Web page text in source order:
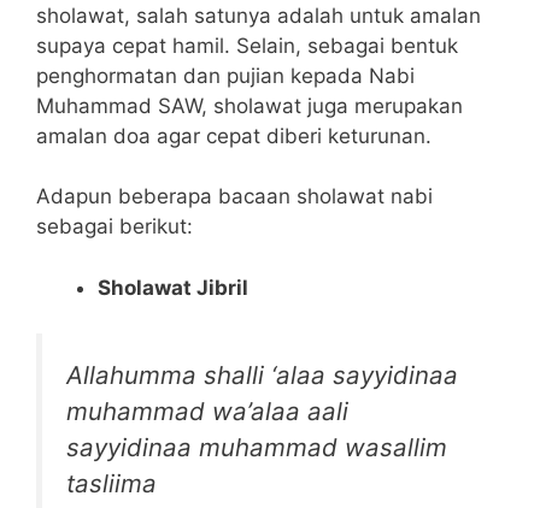
sholawat, salah satunya adalah untuk amalan
supaya cepat hamil. Selain, sebagai bentuk
penghormatan dan pujian kepada Nabi
Muhammad SAW, sholawat juga merupakan
amalan doa agar cepat diberi keturunan.
Adapun beberapa bacaan sholawat nabi
sebagai berikut:
Sholawat Jibril
Allahumma shalli ‘alaa sayyidinaa
muhammad wa’alaa aali
sayyidinaa muhammad wasallim
tasliima